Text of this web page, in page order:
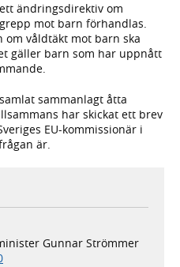
ändringsdirektiv om
mot barn förhandlas.
om våldtäkt mot barn ska
gäller barn som har uppnått
sammanlagt åtta
har skickat ett brev
EU-kommissionär i
är.
Gunnar Strömmer